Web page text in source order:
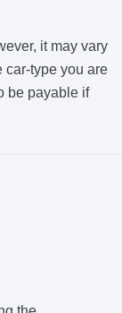
it may vary
car-type you are
be payable if